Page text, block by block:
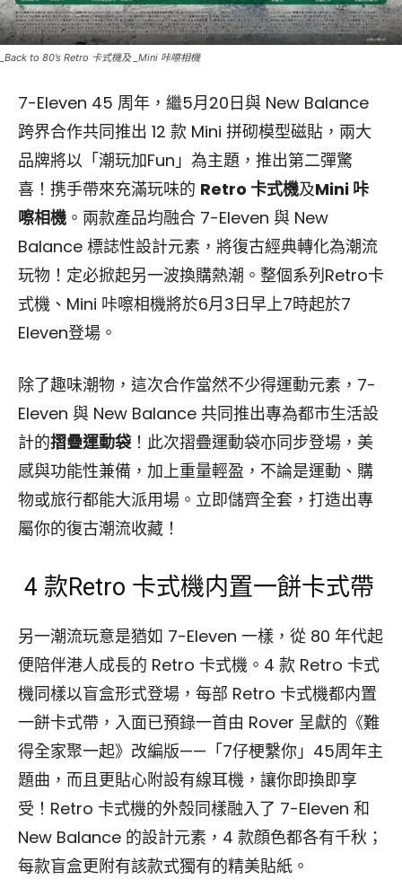
_Back to 80’s Retro 卡式機及 _Mini 咔嚓相機
7-Eleven 45 周年，繼5月20日與 New Balance
跨界合作共同推出 12 款 Mini 拼砌模型磁貼，兩大
品牌將以「潮玩加Fun」為主題，推出第二彈驚
喜！携手帶來充滿玩味的 Retro 卡式機及Mini 咔
嚓相機 。兩款產品均融合 7-Eleven 與 New
Balance 標誌性設計元素，將復古經典轉化為潮流
玩物！定必掀起另一波換購熱潮。整個系列Retro卡
式機、Mini 咔嚓相機將於6月3日早上7時起於7
Eleven登場。
除了趣味潮物，這次合作當然不少得運動元素，7-
Eleven 與 New Balance 共同推出專為都市生活設
計的摺疊運動袋！此次摺疊運動袋亦同步登場，美
感與功能性兼備，加上重量輕盈，不論是運動、購
物或旅行都能大派用場。立即儲齊全套，打造出專
屬你的復古潮流收藏！
4 款Retro 卡式機内置一餅卡式帶
另一潮流玩意是猶如 7-Eleven 一樣，從 80 年代起
便陪伴港人成長的 Retro 卡式機。4 款 Retro 卡式
機同樣以盲盒形式登場，每部 Retro 卡式機都内置
一餅卡式帶，入面已預錄一首由 Rover 呈獻的《難
得全家聚一起》改編版——「7仔梗繫你」45周年主
題曲，而且更貼心附設有線耳機，讓你即換即享
受！Retro 卡式機的外殼同樣融入了 7-Eleven 和
New Balance 的設計元素，4 款顔色都各有千秋；
每款盲盒更附有該款式獨有的精美貼紙。